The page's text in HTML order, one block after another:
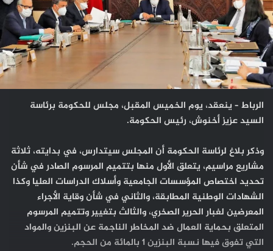
الرباط – ينعقد، يوم الخميس المقبل، مجلس للحكومة برئاسة
السيد عزيز أخنوش، رئيس الحكومة.
وذكر بلاغ لرئاسة الحكومة أن المجلس سيتدارس، في بدايته، ثلاثة
مشاريع مراسيم، يتعلق الأول منها بتتميم المرسوم الصادر في شأن
تحديد اختصاص المؤسسات الجامعية وأسلاك الدراسات العليا وكذا
الشهادات الوطنية المطابقة، والثاني في شأن وقاية الأجراء
المعرضين لغبار الحرير الصخري، والثالث بتغيير وتتميم المرسوم
المتعلق بحماية العمال ضد المخاطر الناجمة عن البنزين والمواد
التي تفوق فيها نسبة البنزين 1 بالمائة من الحجم.